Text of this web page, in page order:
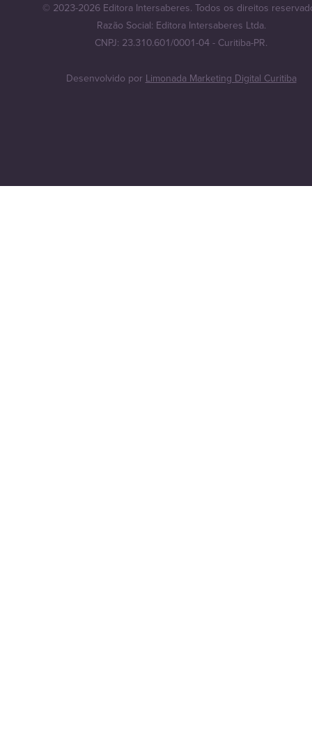
© 2023-2026 Editora Intersaberes. Todos os direitos
Razão Social: Editora Intersaberes Ltda.
CNPJ: 23.310.601/0001-04 - Curitiba-PR.
Desenvolvido porLimonada Marketing Digital Curitiba